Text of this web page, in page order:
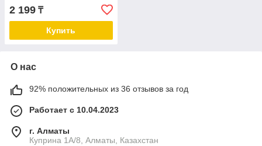
2 199 ₸
Купить
О нас
92% положительных из 36 отзывов за год
Работает с 10.04.2023
г. Алматы
Куприна 1A/8, Алматы, Казахстан